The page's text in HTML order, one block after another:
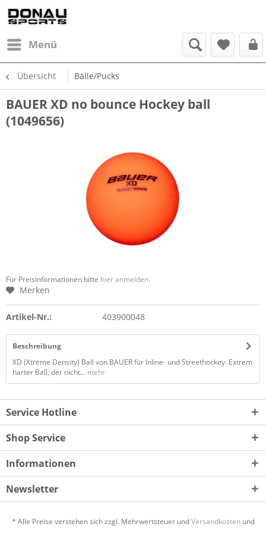
Menü
Übersicht Bälle/Pucks
BAUER XD no bounce Hockey ball
(1049656)
Für Preisinformationen bitte hier anmelden.
Merken
Artikel-Nr.: 403900048
Beschreibung
XD (Xtreme Density) Ball von BAUER für Inline- und Streethockey. Extrem
harter Ball, der nicht... mehr
Service Hotline
Shop Service
Informationen
Newsletter
* Alle Preise verstehen sich zzgl. Mehrwertsteuer undVersandkostenund